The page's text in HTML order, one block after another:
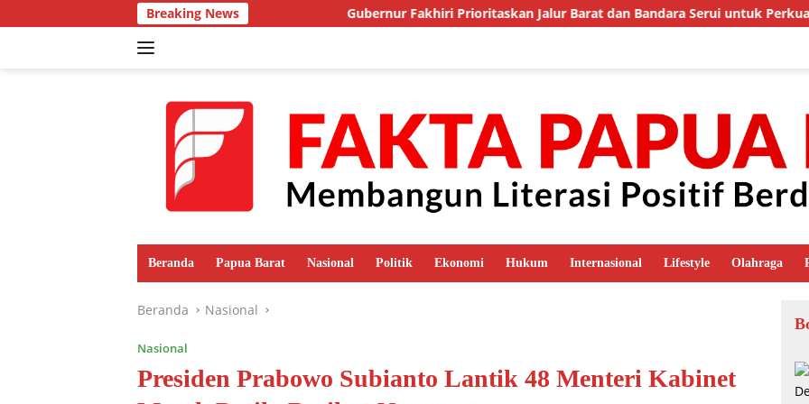
ke
Breaking News Gubernur Fakhiri Prioritaskan Jalur Barat dan Bandara Serui untuk Perkuat Ekonomi dan
Beranda Papua Barat Nasional Politik Ekonomi Hukum Internasional Lifestyle Olahraga
Beranda Nasional
Nasional
Presiden Prabowo Subianto Lantik 48 Menteri Kabinet